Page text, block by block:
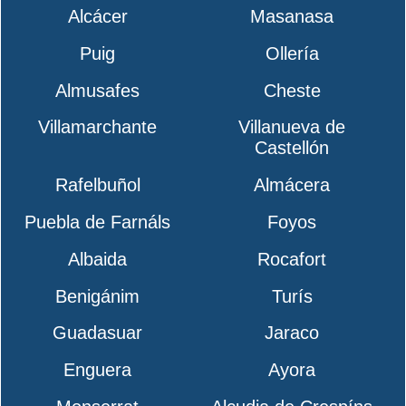
Alcácer
Masanasa
Puig
Ollería
Almusafes
Cheste
Villamarchante
Villanueva de
Castellón
Rafelbuñol
Almácera
Puebla de Farnáls
Foyos
Albaida
Rocafort
Benigánim
Turís
Guadasuar
Jaraco
Enguera
Ayora